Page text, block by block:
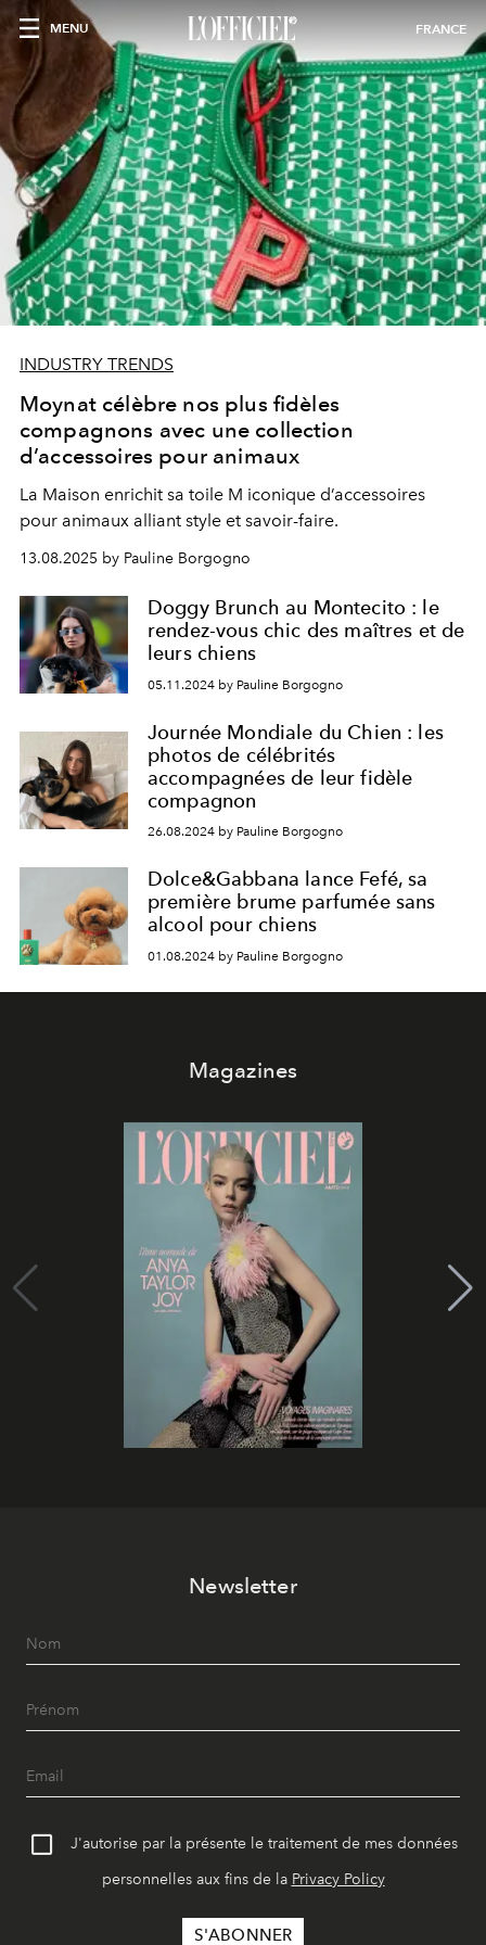
MENU FRANCE
INDUSTRY TRENDS
Moynat célèbre nos plus fidèles
compagnons avec une collection
d’accessoires pour animaux
La Maison enrichit sa toile M iconique d’accessoires
pour animaux alliant style et savoir-faire.
13.08.2025 by Pauline Borgogno
Doggy Brunch au Montecito : le
rendez-vous chic des maîtres et de
leurs chiens
05.11.2024 by Pauline Borgogno
Journée Mondiale du Chien : les
photos de célébrités
accompagnées de leur fidèle
compagnon
26.08.2024 by Pauline Borgogno
Dolce&Gabbana lance Fefé, sa
première brume parfumée sans
alcool pour chiens
01.08.2024 by Pauline Borgogno
Magazines
Newsletter
J'autorise par la présente le traitement de mes données
personnelles aux fins de la Privacy Policy